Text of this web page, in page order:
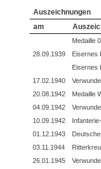
Auszeichnungen
am
Medaille
28.09.1939
Eisernes
Eisernes
17.02.1940
20.08.1942
Medaille
04.09.1942
10.09.1942
01.12.1943
03.11.1944
26.01.1945